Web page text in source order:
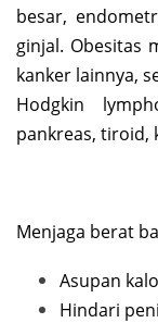
besar,
ginjal. Obesitas
kanker lainnya,
Hodgkin
pankreas, tiroid,
Menjaga berat
Asupan
Hindari